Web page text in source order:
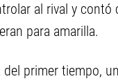
al rival y
para amarilla.
primer tiempo,